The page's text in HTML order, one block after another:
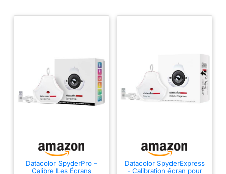
Datacolor SpyderPro –
Calibre Les Écrans
Datacolor SpyderExpress
- Calibration écran pour